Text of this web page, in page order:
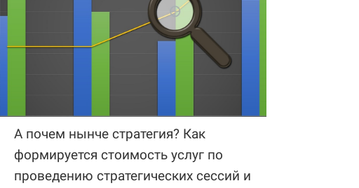
А почем нынче стратегия? Как
формируется стоимость услуг по
проведению стратегических сессий и